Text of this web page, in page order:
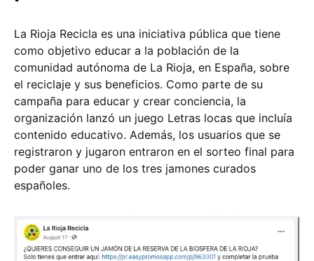
La Rioja Recicla es una iniciativa pública que tiene
como objetivo educar a la población de la
comunidad autónoma de La Rioja, en España, sobre
el reciclaje y sus beneficios. Como parte de su
campaña para educar y crear conciencia, la
organización lanzó un juego Letras locas que incluía
contenido educativo. Además, los usuarios que se
registraron y jugaron entraron en el sorteo final para
poder ganar uno de los tres jamones curados
españoles.